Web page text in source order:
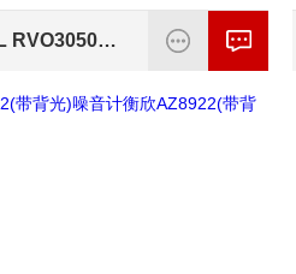
北京RIGOL RVO3050虚拟示波器